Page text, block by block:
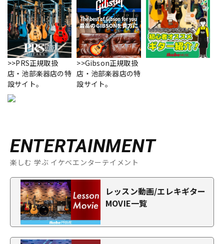
>>PRS正規取扱
店・池部楽器店の特
設サイト。
>>Gibson正規取扱
店・池部楽器店の特
設サイト。
ENTERTAINMENT
楽しむ 学ぶ イケベエンターテイメント
レッスン動画/エレキギター
MOVIE一覧